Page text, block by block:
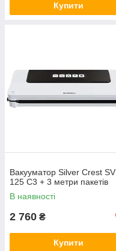
Купити
Вакууматор Silver Crest SV
125 C3 + 3 метри пакетів
В наявності
2 760 ₴
Купити